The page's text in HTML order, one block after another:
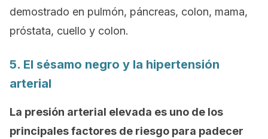
demostrado en pulmón, páncreas, colon, mama,
próstata, cuello y colon.
5. El sésamo negro y la hipertensión
arterial
La presión arterial elevada es uno de los
principales factores de riesgo para padecer